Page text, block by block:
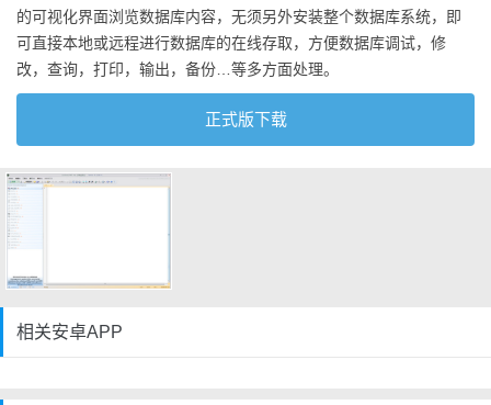
的可视化界面浏览数据库内容，无须另外安装整个数据库系统，即
可直接本地或远程进行数据库的在线存取，方便数据库调试，修
改，查询，打印，输出，备份…等多方面处理。
正式版下载
相关安卓APP